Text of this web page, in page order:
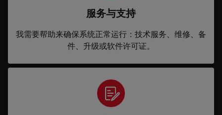
服务与支持
我需要帮助来确保系统正常运行：技术服务、维修、备
件、升级或软件许可证。